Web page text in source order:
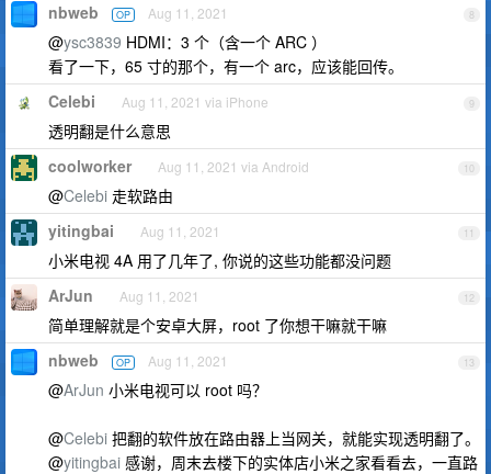
8
nbweb OP Aug 11, 2021
@ysc3839 HDMI：3 个（含一个 ARC ）
看了一下，65 寸的那个，有一个 arc，应该能回传。
9
Celebi Aug 11, 2021 via iPhone
透明翻是什么意思
10
coolworker Aug 11, 2021 via Android
@Celebi 走软路由
11
yitingbai Aug 11, 2021
小米电视 4A 用了几年了, 你说的这些功能都没问题
12
ArJun Aug 11, 2021
简单理解就是个安卓大屏，root 了你想干嘛就干嘛
13
nbweb OP Aug 11, 2021
@ArJun 小米电视可以 root 吗？
@Celebi 把翻的软件放在路由器上当网关，就能实现透明翻了。
@yitingbai 感谢，周末去楼下的实体店小米之家看看去，一直路